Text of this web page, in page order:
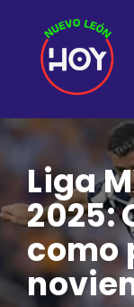
Liga
2025:
como